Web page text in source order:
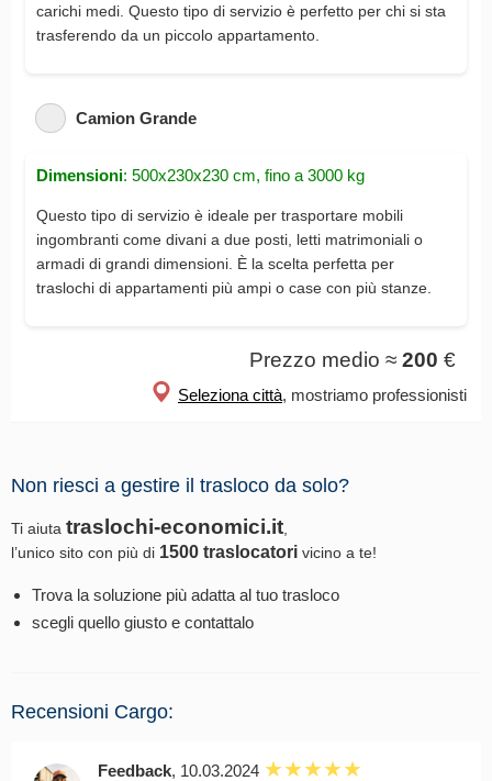
carichi medi. Questo tipo di servizio è perfetto per chi si sta
trasferendo da un piccolo appartamento.
Camion Grande
Dimensioni: 500x230x230 cm, fino a 3000 kg
Questo tipo di servizio è ideale per trasportare mobili
ingombranti come divani a due posti, letti matrimoniali o
armadi di grandi dimensioni. È la scelta perfetta per
traslochi di appartamenti più ampi o case con più stanze.
Prezzo medio ≈ 200 €
Seleziona città, mostriamo professionisti
Non riesci a gestire il trasloco da solo?
Ti aiuta traslochi-economici.it
l’unico sito con più di 1500 traslocatori vicino a te!
Trova la soluzione più adatta al tuo trasloco
scegli quello giusto e contattalo
Recensioni Cargo:
Feedback, 10.03.2024